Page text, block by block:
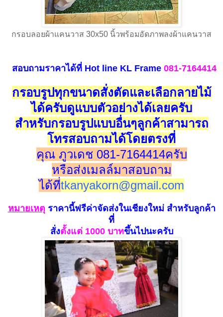
กรอบลอยผ้าแคนวาส 30x50 นิ้วพร้อมอัดภาพลงผ้าแคนวาส
สอบถามราคาได้ที่ Hot lineKL Frame081-7164414
กรอบรูปทุกขนาดสั่งตัดและเลือกลายไม้
ได้ครับดูแบบตัวอย่างได้เลยครับ
สำหรับกรอบรูปแบบอื่นๆลูกค้าสามารถ
โทรสอบถามได้โดยตรงที่
คุณ ภูวเดช 081-7164414ครับ
หรือส่งเมลล์มาสอบถาม
ได้ที่tkanyakorn@gmail.com
หมายเหตุราคานี้ฟรีค่าจัดส่งในเชียงใหม่ สำหรับลูกค้า
ที่
สั่งตั้งแต่ 1000 บาทขึ้นไปนะครับ